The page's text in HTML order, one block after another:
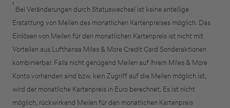
1
Bei Veränderungen durch Statuswechsel ist keine anteilige
Erstattung von Meilen des monatlichen Kartenpreises möglich. Das
Einlösen von Meilen für den monatlichen Kartenpreis ist nicht mit
Vorteilen aus Lufthansa Miles & More Credit Card Sonderaktionen
kombinierbar. Falls nicht genügend Meilen auf Ihrem Miles & More
Konto vorhanden sind bzw. kein Zugriff auf die Meilen möglich ist,
wird der monatliche Kartenpreis in Euro berechnet. Es ist nicht
möglich, rückwirkend Meilen für den monatlichen Kartenpreis